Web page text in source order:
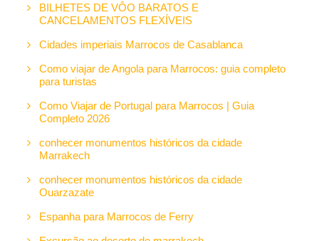
BILHETES DE VÔO BARATOS E
CANCELAMENTOS FLEXÍVEIS
Cidades imperiais Marrocos de Casablanca
Como viajar de Angola para Marrocos: guia completo
para turistas
Como Viajar de Portugal para Marrocos | Guia
Completo 2026
conhecer monumentos históricos da cidade
Marrakech
conhecer monumentos históricos da cidade
Ouarzazate
Espanha para Marrocos de Ferry